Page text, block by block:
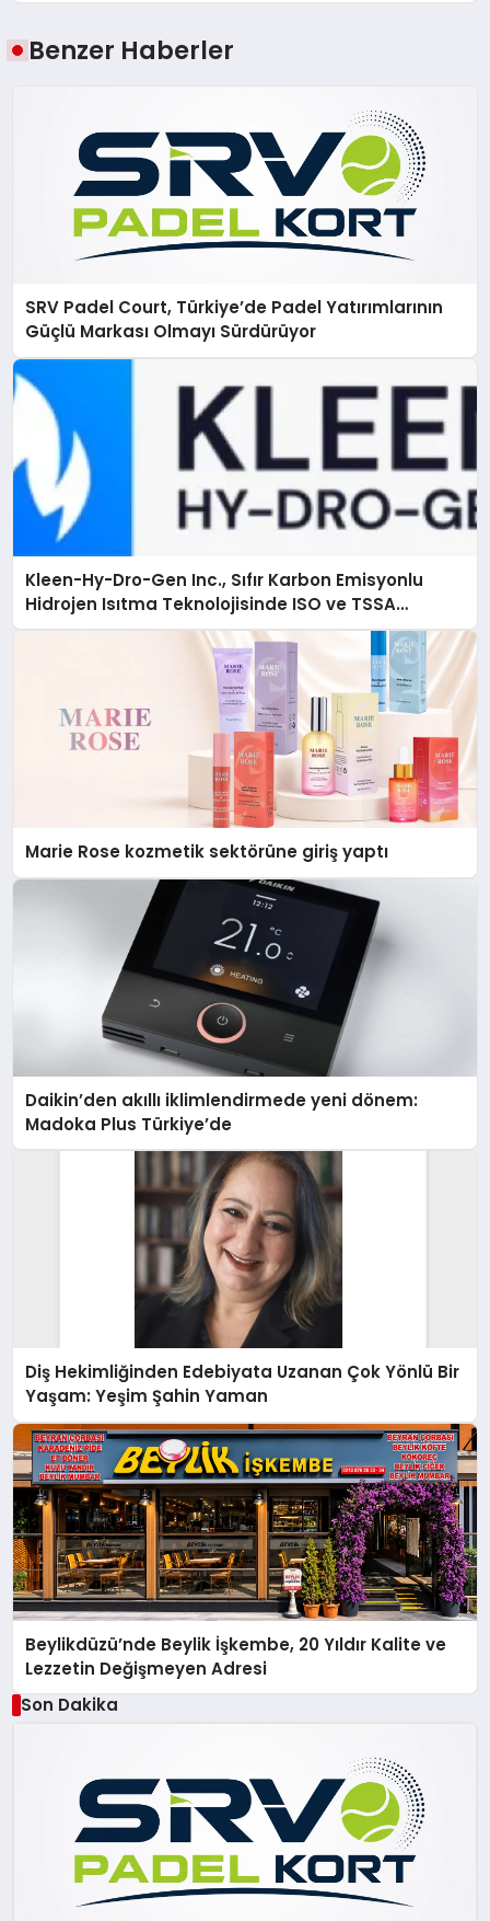
Benzer Haberler
SRV Padel Court, Türkiye’de Padel Yatırımlarının
Güçlü Markası Olmayı Sürdürüyor
Kleen-Hy-Dro-Gen Inc., Sıfır Karbon Emisyonlu
Hidrojen Isıtma Teknolojisinde ISO ve TSSA
Düzenleyici Onaylarını Aldı
Marie Rose kozmetik sektörüne giriş yaptı
Daikin’den akıllı iklimlendirmede yeni dönem:
Madoka Plus Türkiye’de
Diş Hekimliğinden Edebiyata Uzanan Çok Yönlü Bir
Yaşam: Yeşim Şahin Yaman
Beylikdüzü’nde Beylik İşkembe, 20 Yıldır Kalite ve
Lezzetin Değişmeyen Adresi
Son Dakika